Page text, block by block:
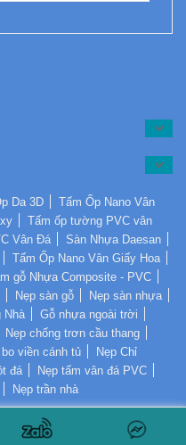
Da 3D
Tấm Ốp Nano Vân
Tấm ốp tường PVC vân
Vân Đá
Sàn Nhựa Daesan
Tấm Ốp Nano Vân Giấy Hoa
gỗ Nhựa Composite - PVC
Nẹp sàn gỗ
Nẹp sàn nhựa
Nhà
Gỗ nhựa ngoài trời
Nẹp chống trơn cầu thang
viền cánh tủ
Nẹp Chỉ
đá
Nẹp tấm vân đá PVC
Nẹp trần nhà
NHỰA